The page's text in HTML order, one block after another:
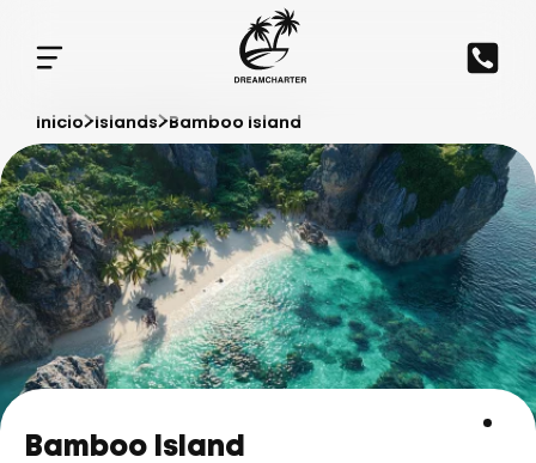
Inicio Islands Bamboo Island
Bamboo Island